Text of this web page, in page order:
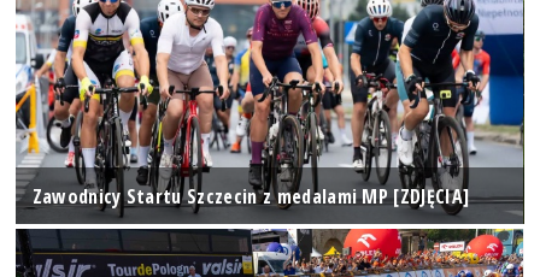
Zawodnicy Startu Szczecin z medalami MP [ZDJĘCIA]